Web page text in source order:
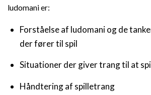
ludomani er:
Forståelse af ludomani og de
der fører til spil
Situationer der giver trang til at
Håndtering af spilletrang